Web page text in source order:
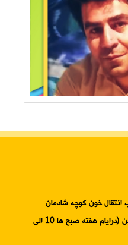
انتقال خون کوچه شادمان
ساختمان نامور طبقه پایین (درایام هفته صبح ها 10 الی